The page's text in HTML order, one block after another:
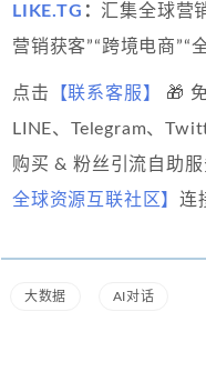
LIKE.TG ： 汇集全球营
营销获客”“跨境电商”“
点击 【联系客服】
🎁
LINE、Telegram、
购买 & 粉丝引流自助
全球资源互联社区】连
大数据 AI对话